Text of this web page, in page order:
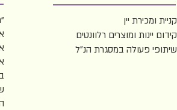
קניית ומכירת יין
קידום יינות ומוצרים רלוונטים
שיתופי פעולה במסגרת הנ״ל